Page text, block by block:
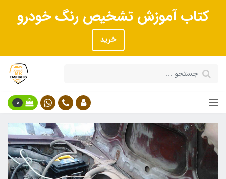
کتاب آموزش تشخیص رنگ خودرو
خرید
0